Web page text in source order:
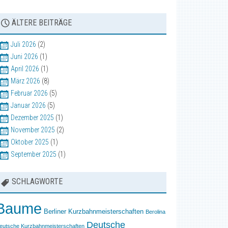
ÄLTERE BEITRÄGE
Juli 2026 (2)
Juni 2026 (1)
April 2026 (1)
März 2026 (8)
Februar 2026 (5)
Januar 2026 (5)
Dezember 2025 (1)
November 2025 (2)
Oktober 2025 (1)
September 2025 (1)
SCHLAGWORTE
Berliner Kurzbahnmeisterschaften Berolina
Kurzbahnmeisterschaften Deutsche